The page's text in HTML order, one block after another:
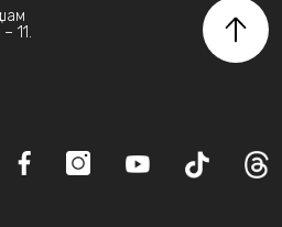
11.